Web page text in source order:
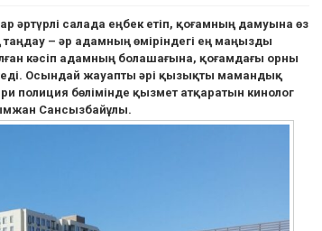
әртүрлі салада еңбек етіп, қоғамның дамуына өз
– әр адамның өміріндегі ең маңызды
кәсіп адамның болашағына, қоғамдағы орны
Осындай жауапты әрі қызықты мамандық
полиция бөлімінде қызмет атқаратын кинолог
Сансызбайұлы.